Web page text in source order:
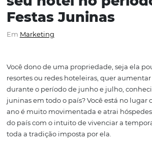
Ações para fazer
aumentar a
Festas Juninas
EmMarketing
Você dono de uma propriedade,
resortes ou redes hoteleiras, quer